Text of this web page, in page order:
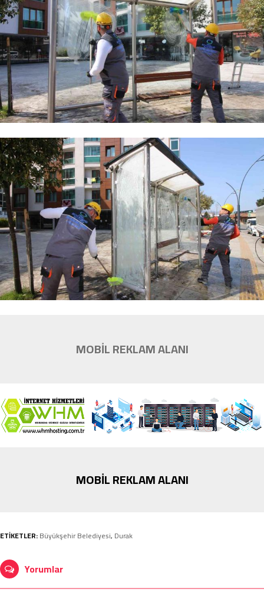
MOBİL REKLAM ALANI
MOBİL REKLAM ALANI
ETİKETLER:Büyükşehir Belediyesi, Durak
Yorumlar